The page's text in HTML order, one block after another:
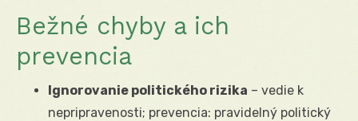
Bežné chyby a ich
prevencia
Ignorovanie politického rizika – vedie k
nepripravenosti; prevencia: pravidelný politický